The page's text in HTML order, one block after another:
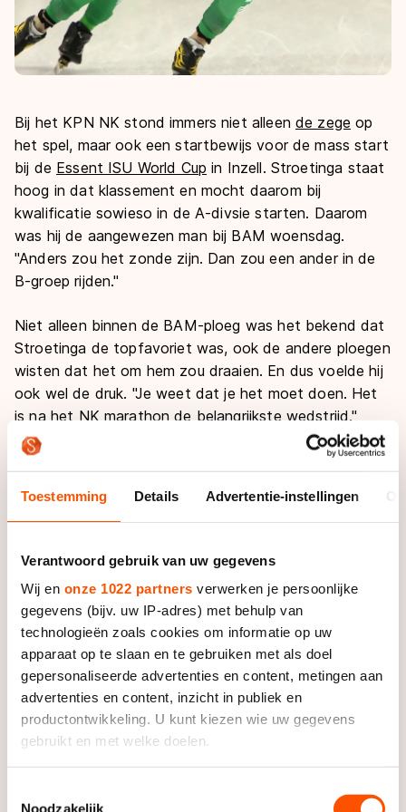
Toestemming Details Advertentie-instellingen
Verantwoord gebruik van uw gegevens
Wij en onze 1022 partners verwerken je persoonlijke
gegevens (bijv. uw IP-adres) met behulp van
technologieën zoals cookies om informatie op uw
apparaat op te slaan en te gebruiken met als doel
gepersonaliseerde advertenties en content, metingen aan
advertenties en content, inzicht in publiek en
productontwikkeling. U kunt kiezen wie uw gegevens
gebruikt en met welke doelen.
Noodzakelijk
Bij het KPN NK stond immers niet alleen de zege op
het spel, maar ook een startbewijs voor de mass start
bij de Essent ISU World Cup in Inzell. Stroetinga staat
hoog in dat klassement en mocht daarom bij
kwalificatie sowieso in de A-divsie starten. Daarom
was hij de aangewezen man bij BAM woensdag.
"Anders zou het zonde zijn. Dan zou een ander in de
B-groep rijden."
Niet alleen binnen de BAM-ploeg was het bekend dat
Stroetinga de topfavoriet was, ook de andere ploegen
wisten dat het om hem zou draaien. En dus voelde hij
ook wel de druk. "Je weet dat je het moet doen. Het
is na het NK marathon de belangrijkste wedstrijd."
Naast Stroetinga waren Jorrit Bergsma en Christijn
Allen BAM-rijders dus, die allemaal nog hoog in het
klassement staan. "We kunnen daar alle drie nog het
vast, maar dat is voor Stroetinga niet van belang.
"Dat is iets leuks, maar geen hoofddoel", lachte hij. "Bij
de marathon doet het prijzengeld er ook niet toe.
Daar drinken we de koffie van."
De kersverse Nederlands kampioen miste bij de
wedstrijd de langebaanschaatsers. "Misschien zijn ze
bang dat hun schaatsen een tikje krijgen of dat ze
zelf een pak slaag krijgen", zei Stroetinga. "Ik kan er in
langebaners zelf dat ze hier niet zijn." Hij merkte